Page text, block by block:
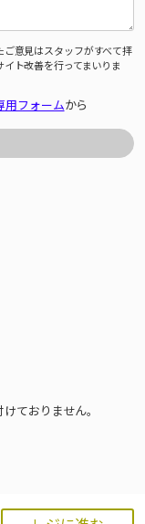
意見はスタッフがすべて拝
ト改善を行ってまいりま
用フォームから
ておりません。